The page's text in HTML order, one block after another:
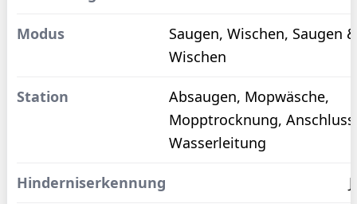
Saugen, Wischen, Saugen &
Wischen
Absaugen, Mopwäsche,
Mopptrocknung, Anschluss
Wasserleitung